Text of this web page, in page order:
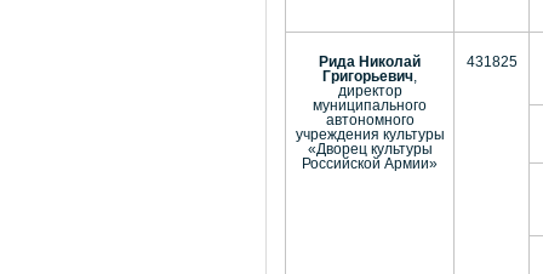
Рида Николай
Григорьевич
директор
муниципального
автономного
учреждения культуры
«Дворец культуры
Российской Армии»
431825